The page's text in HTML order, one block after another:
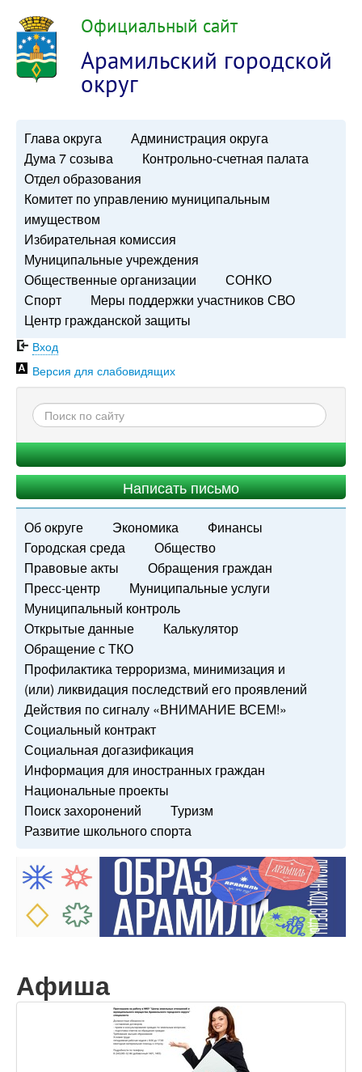
Официальный сайт
Арамильский городской
округ
Глава округа
Администрация округа
Дума 7 созыва
Контрольно-счетная палата
Отдел образования
Комитет по управлению муниципальным
имуществом
Избирательная комиссия
Муниципальные учреждения
Общественные организации
СОНКО
Спорт
Меры поддержки участников СВО
Центр гражданской защиты
Вход
Версия для слабовидящих
Написать письмо
Об округе Экономика
Финансы
Городская среда
Общество
Правовые акты
Обращения граждан
Пресс-центр
Муниципальные услуги
Муниципальный контроль
Открытые данные
Калькулятор
Обращение с ТКО
Профилактика терроризма, минимизация и
(или) ликвидация последствий его проявлений
Действия по сигналу «ВНИМАНИЕ ВСЕМ!»
Социальный контракт
Социальная догазификация
Информация для иностранных граждан
Национальные проекты
Поиск захоронений
Туризм
Развитие школьного спорта
Афиша